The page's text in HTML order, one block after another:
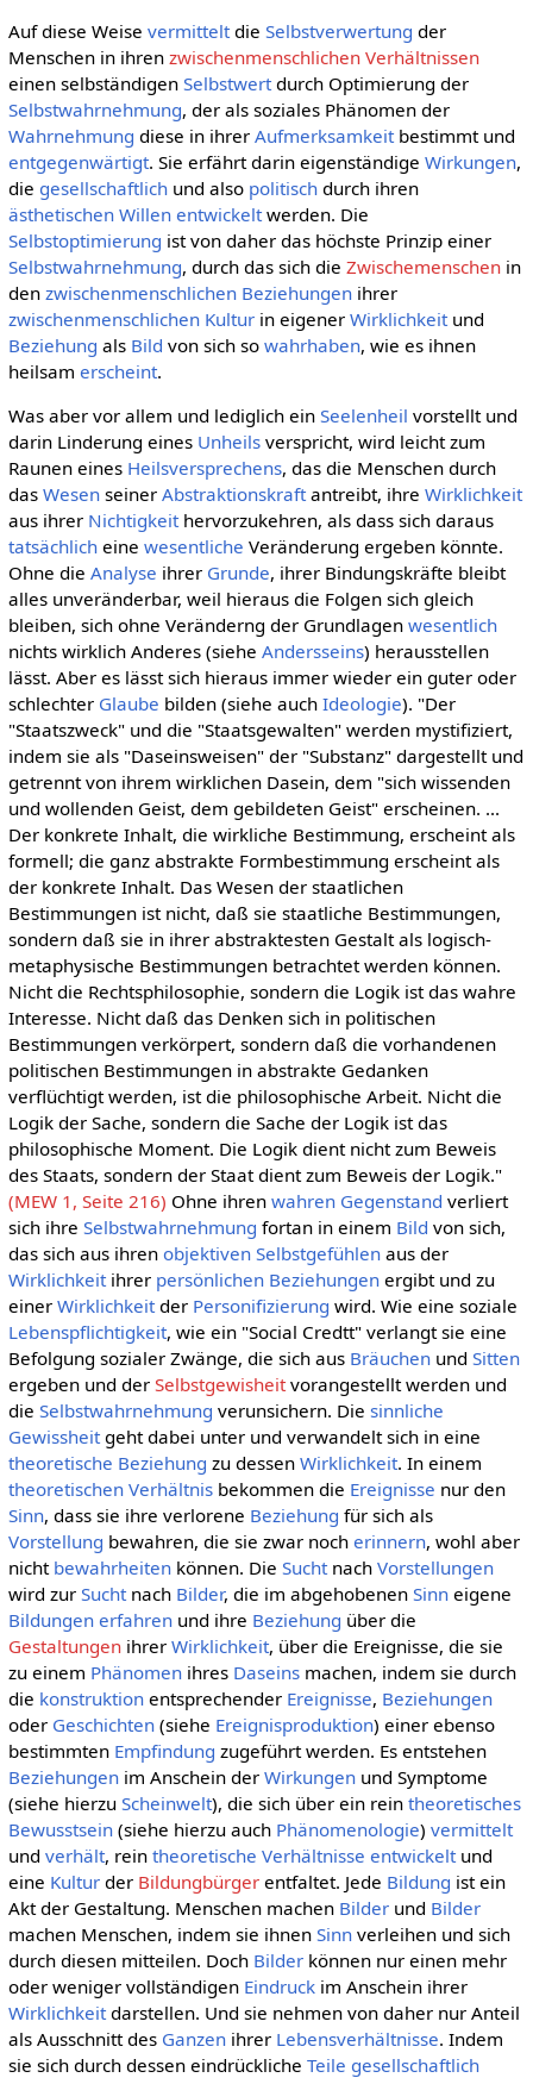
Auf diese Weise vermitteltdie Selbstverwertung der
Menschen in ihren zwischenmenschlichen Verhältnissen
einen selbständigen Selbstwertdurch Optimierung der
Selbstwahrnehmung, der als soziales Phänomen der
Wahrnehmung diese in ihrer Aufmerksamkeitbestimmt und
entgegenwärtigt. Sie erfährt darin eigenständige Wirkungen,
die gesellschaftlichund also politischdurch ihren
ästhetischen Willen entwickeltwerden. Die
Selbstoptimierung ist von daher das höchste Prinzip einer
Selbstwahrnehmung, durch das sich die Zwischemenschenin
den zwischenmenschlichen Beziehungenihrer
zwischenmenschlichen Kulturin eigener Wirklichkeitund
Beziehung als Bild von sich so wahrhaben, wie es ihnen
heilsam erscheint.
Was aber vor allem und lediglich ein Seelenheil vorstellt und
darin Linderung eines Unheilsverspricht, wird leicht zum
Raunen eines Heilsversprechens, das die Menschen durch
das Wesenseiner Abstraktionskraftantreibt, ihre Wirklichkeit
aus ihrer Nichtigkeithervorzukehren, als dass sich daraus
tatsächlicheine wesentliche Veränderung ergeben könnte.
Ohne die Analyse ihrer Grunde, ihrer Bindungskräfte bleibt
alles unveränderbar, weil hieraus die Folgen sich gleich
bleiben, sich ohne Veränderng der Grundlagen wesentlich
nichts wirklich Anderes (siehe Andersseins) herausstellen
lässt. Aber es lässt sich hieraus immer wieder ein guter oder
schlechter Glaube bilden (siehe auch Ideologie). "Der
"Staatszweck" und die "Staatsgewalten" werden mystifiziert,
indem sie als "Daseinsweisen" der "Substanz" dargestellt und
getrennt von ihrem wirklichen Dasein, dem "sich wissenden
und wollenden Geist, dem gebildeten Geist" erscheinen. ...
Der konkrete Inhalt, die wirkliche Bestimmung, erscheint als
formell; die ganz abstrakte Formbestimmung erscheint als
der konkrete Inhalt. Das Wesen der staatlichen
Bestimmungen ist nicht, daß sie staatliche Bestimmungen,
sondern daß sie in ihrer abstraktesten Gestalt als logisch-
metaphysische Bestimmungen betrachtet werden können.
Nicht die Rechtsphilosophie, sondern die Logik ist das wahre
Interesse. Nicht daß das Denken sich in politischen
Bestimmungen verkörpert, sondern daß die vorhandenen
politischen Bestimmungen in abstrakte Gedanken
verflüchtigt werden, ist die philosophische Arbeit. Nicht die
Logik der Sache, sondern die Sache der Logik ist das
philosophische Moment. Die Logik dient nicht zum Beweis
des Staats, sondern der Staat dient zum Beweis der Logik."
(MEW 1, Seite 216) Ohne ihren wahren Gegenstand verliert
sich ihre Selbstwahrnehmung fortan in einem Bild von sich,
das sich aus ihren objektiven Selbstgefühlenaus der
Wirklichkeitihrer persönlichen Beziehungenergibt und zu
einer Wirklichkeitder Personifizierung wird. Wie eine soziale
Lebenspflichtigkeit, wie ein "Social Credtt" verlangt sie eine
Befolgung sozialer Zwänge, die sich aus Bräuchenund Sitten
ergeben und der Selbstgewisheitvorangestellt werden und
die Selbstwahrnehmung verunsichern. Die sinnliche
Gewissheitgeht dabei unter und verwandelt sich in eine
theoretische Beziehung zu dessen Wirklichkeit. In einem
theoretischen Verhältnisbekommen die Ereignisse nur den
Sinn, dass sie ihre verlorene Beziehung für sich als
Vorstellung bewahren, die sie zwar noch erinnern, wohl aber
nicht bewahrheitenkönnen. Die Suchtnach Vorstellungen
wird zur Suchtnach Bilder, die im abgehobenen Sinneigene
Bildungen erfahrenund ihre Beziehung über die
Gestaltungenihrer Wirklichkeit, über die Ereignisse, die sie
zu einem Phänomenihres Daseinsmachen, indem sie durch
die konstruktionentsprechender Ereignisse, Beziehungen
oder Geschichten(siehe Ereignisproduktion) einer ebenso
bestimmten Empfindung zugeführt werden. Es entstehen
Beziehungenim Anschein der Wirkungenund Symptome
(siehe hierzu Scheinwelt), die sich über ein rein theoretisches
Bewusstsein(siehe hierzu auch Phänomenologie) vermittelt
und verhält, rein theoretische Verhältnisse entwickeltund
eine Kulturder Bildungbürgerentfaltet. Jede Bildung ist ein
Akt der Gestaltung. Menschen machen Bilderund Bilder
machen Menschen, indem sie ihnen Sinnverleihen und sich
durch diesen mitteilen. Doch Bilderkönnen nur einen mehr
oder weniger vollständigen Eindruckim Anschein ihrer
Wirklichkeitdarstellen. Und sie nehmen von daher nur Anteil
als Ausschnitt des Ganzenihrer Lebensverhältnisse. Indem
sie sich durch dessen eindrückliche Teile gesellschaftlich